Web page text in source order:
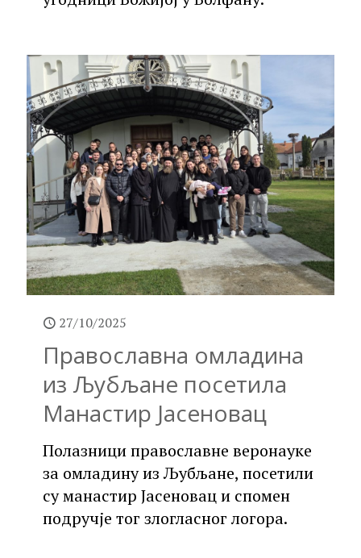
27/10/2025
Православна омладина
из Љубљане посетила
Манастир Јасеновац
Полазници православне веронауке
за омладину из Љубљане, посетили
су манастир Јасеновац и спомен
подручје тог злогласног логора.